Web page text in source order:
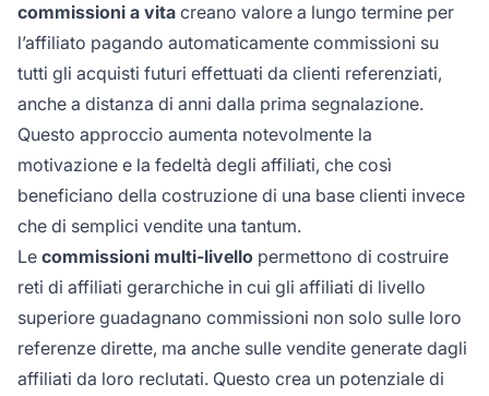
commissioni a vita creano valore a lungo termine per
l’affiliato pagando automaticamente commissioni su
tutti gli acquisti futuri effettuati da clienti referenziati,
anche a distanza di anni dalla prima segnalazione.
Questo approccio aumenta notevolmente la
motivazione e la fedeltà degli affiliati, che così
beneficiano della costruzione di una base clienti invece
che di semplici vendite una tantum.
Le commissioni multi-livello permettono di costruire
reti di affiliati gerarchiche in cui gli affiliati di livello
superiore guadagnano commissioni non solo sulle loro
referenze dirette, ma anche sulle vendite generate dagli
affiliati da loro reclutati. Questo crea un potenziale di